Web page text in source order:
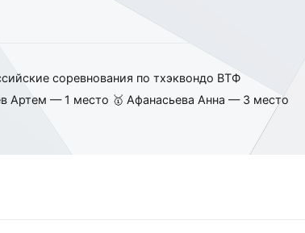
соревнования по тхэквондо ВТФ
Артем — 1 место 🥇 Афанасьева Анна — 3 место